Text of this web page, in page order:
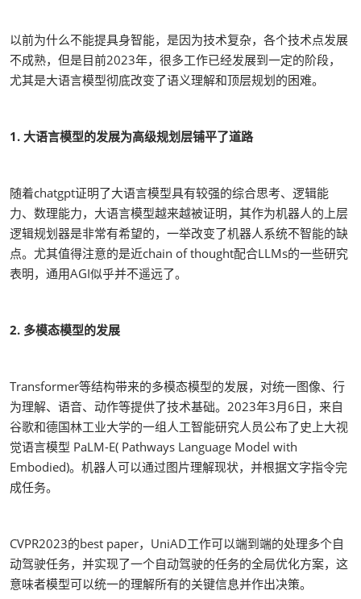
以前为什么不能提具身智能，是因为技术复杂，各个技术点发展
不成熟，但是目前2023年，很多工作已经发展到一定的阶段，
尤其是大语言模型彻底改变了语义理解和顶层规划的困难。
1. 大语言模型的发展为高级规划层铺平了道路
随着chatgpt证明了大语言模型具有较强的综合思考、逻辑能
力、数理能力，大语言模型越来越被证明，其作为机器人的上层
逻辑规划器是非常有希望的，一举改变了机器人系统不智能的缺
点。尤其值得注意的是近chain of thought配合LLMs的一些研究
表明，通用AGI似乎并不遥远了。
2. 多模态模型的发展
Transformer等结构带来的多模态模型的发展，对统一图像、行
为理解、语音、动作等提供了技术基础。2023年3月6日，来自
谷歌和德国林工业大学的一组人工智能研究人员公布了史上大视
觉语言模型 PaLM-E( Pathways Language Model with
Embodied)。机器人可以通过图片理解现状，并根据文字指令完
成任务。
CVPR2023的best paper，UniAD工作可以端到端的处理多个自
动驾驶任务，并实现了一个自动驾驶的任务的全局优化方案，这
意味者模型可以统一的理解所有的关键信息并作出决策。